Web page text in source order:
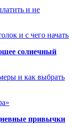
и не
и с чего начать
солнечный
и как выбрать
привычки